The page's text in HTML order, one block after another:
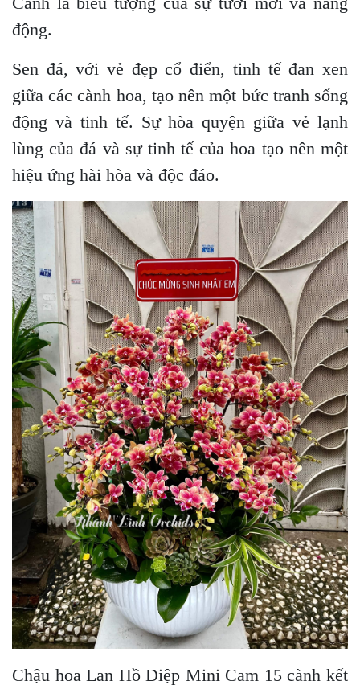
động.
Sen đá, với vẻ đẹp cổ điển, tinh tế đan xen
giữa các cành hoa, tạo nên một bức tranh sống
động và tinh tế. Sự hòa quyện giữa vẻ lạnh
lùng của đá và sự tinh tế của hoa tạo nên một
hiệu ứng hài hòa và độc đáo.
Chậu hoa Lan Hồ Điệp Mini Cam 15 cành kết